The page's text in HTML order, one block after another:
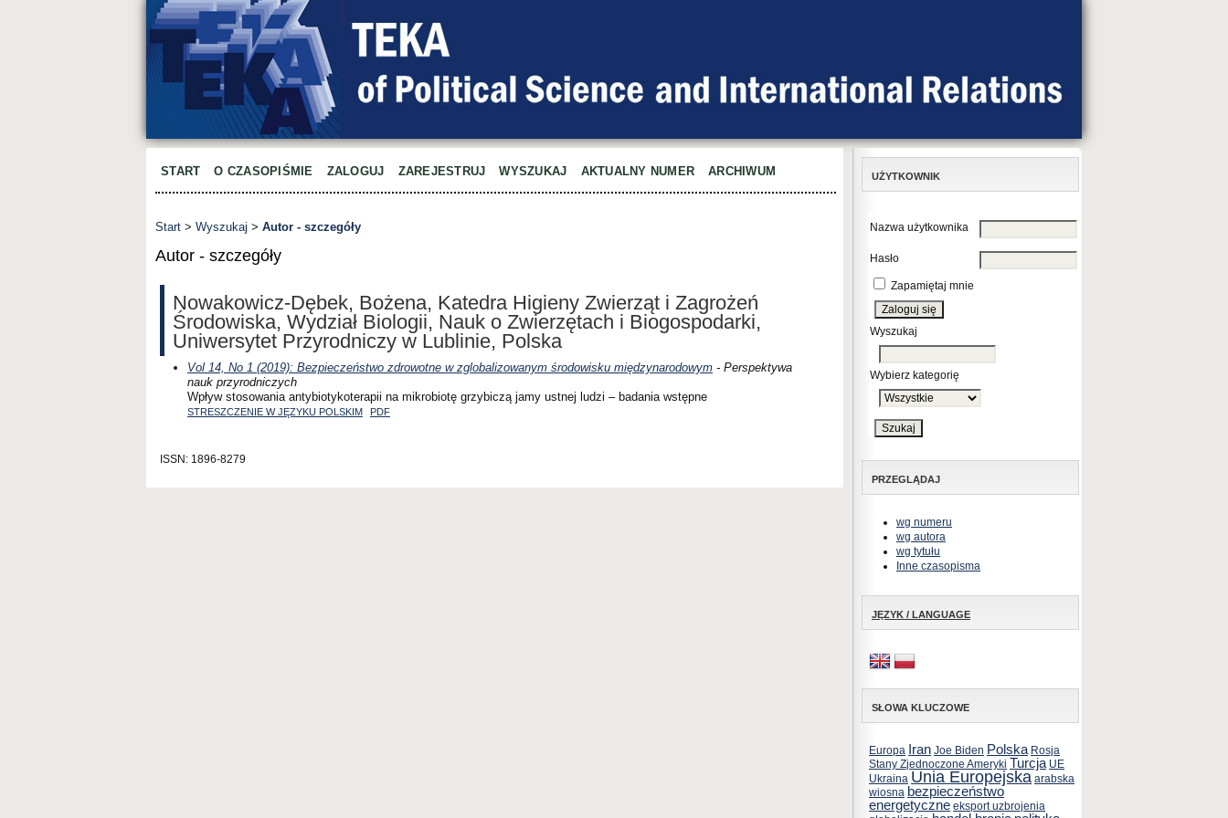
UŻYTKOWNIK
Nazwa użytkownika
Hasło
Zapamiętaj mnie
Wyszukaj
Wybierz kategorię
PRZEGLĄDAJ
wg numeru
wg autora
wg tytułu
Inne czasopisma
JĘZYK / LANGUAGE
SŁOWA KLUCZOWE
Europa Iran Joe Biden Polska Rosja
Stany Zjednoczone Ameryki Turcja UE
Ukraina Unia Europejska arabska
wiosna bezpieczeństwo
energetyczne eksport uzbrojenia
START O CZASOPIŚMIE ZALOGUJ ZAREJESTRUJ WYSZUKAJ AKTUALNY NUMER ARCHIWUM
Start > Wyszukaj > Autor - szczegóły
Autor - szczegóły
Nowakowicz-Dębek, Bożena, Katedra Higieny Zwierząt i Zagrożeń
Środowiska, Wydział Biologii, Nauk o Zwierzętach i Biogospodarki,
Uniwersytet Przyrodniczy w Lublinie, Polska
Vol 14, No 1 (2019): Bezpieczeństwo zdrowotne w zglobalizowanym środowisku międzynarodowym - Perspektywa
nauk przyrodniczych
Wpływ stosowania antybiotykoterapii na mikrobiotę grzybiczą jamy ustnej ludzi – badania wstępne
STRESZCZENIE W JĘZYKU POLSKIM PDF
ISSN: 1896-8279